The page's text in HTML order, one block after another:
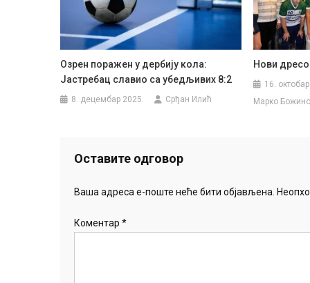
Озрен поражен у дербију кола:
Јастребац славио са убедљивих 8:2
8. децембар 2025. Срђан Илић
Нови
16.
Марко
Оставите одговор
Ваша адреса е-поште неће бити објављена.
Коментар *